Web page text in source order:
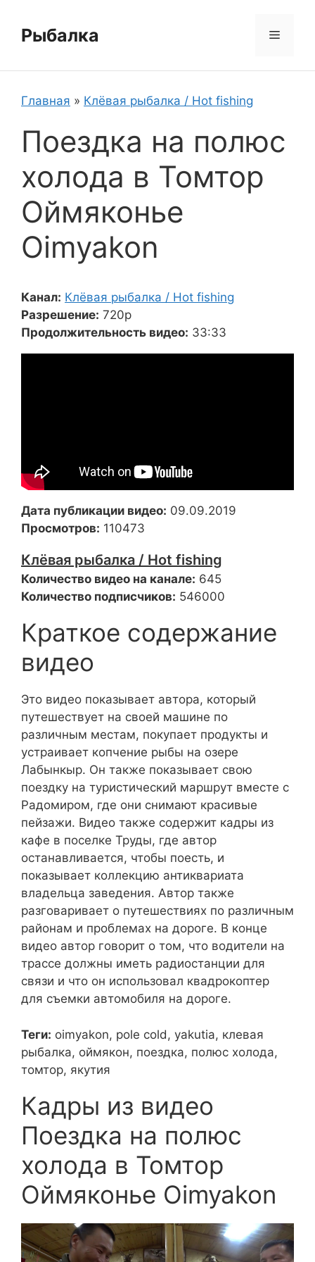
содержимому
Рыбалка Меню
Главная » Клёвая рыбалка / Hot fishing
Поездка на полюс
холода в Томтор
Оймяконье
Oimyakon
Канал: Клёвая рыбалка / Hot fishing
Разрешение: 720p
Продолжительность видео: 33:33
Дата публикации видео: 09.09.2019
Просмотров: 110473
Клёвая рыбалка / Hot fishing
Количество видео на канале: 645
Количество подписчиков: 546000
Краткое содержание
видео
Это видео показывает автора, который
путешествует на своей машине по
различным местам, покупает продукты и
устраивает копчение рыбы на озере
Лабынкыр. Он также показывает свою
поездку на туристический маршрут вместе с
Радомиром, где они снимают красивые
пейзажи. Видео также содержит кадры из
кафе в поселке Труды, где автор
останавливается, чтобы поесть, и
показывает коллекцию антиквариата
владельца заведения. Автор также
разговаривает о путешествиях по различным
районам и проблемах на дороге. В конце
видео автор говорит о том, что водители на
трассе должны иметь радиостанции для
связи и что он использовал квадрокоптер
для съемки автомобиля на дороге.
Теги: oimyakon, pole cold, yakutia, клевая
рыбалка, оймякон, поездка, полюс холода,
томтор, якутия
Кадры из видео
Поездка на полюс
холода в Томтор
Оймяконье Oimyakon